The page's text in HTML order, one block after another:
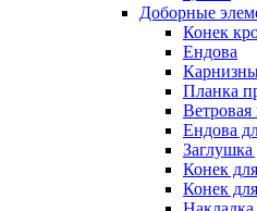
Доборные
Конек
Ендова
Планка
Ветровая
Ендова
Заглушка
Конек
Конек